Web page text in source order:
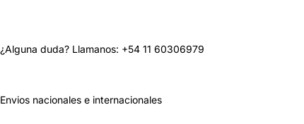
¿Alguna duda? Llamanos: +54 11 60306979
Envios nacionales e internacionales